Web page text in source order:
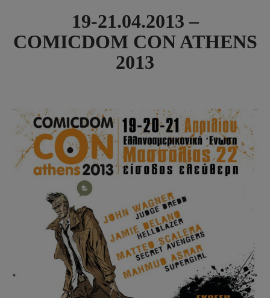
19-21.04.2013 –
COMICDOM CON ATHENS
2013